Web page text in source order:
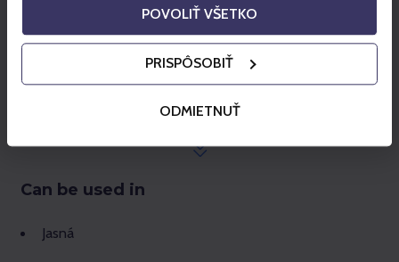
POVOLIŤ VŠETKO
PRISPÔSOBIŤ
ODMIETNUŤ
the cancellation is made one day before (the day
before the service validity begins) or 5 EUR if the
cancellation of an unused ski pass is made on the first
Can be used in
Jasná